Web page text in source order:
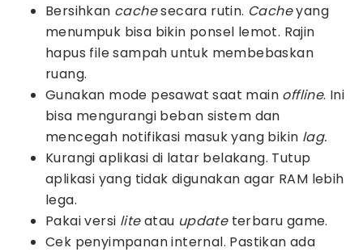
Bersihkan cachesecara rutin. Cacheyang
menumpuk bisa bikin ponsel lemot. Rajin
hapus file sampah untuk membebaskan
ruang.
Gunakan mode pesawat saat main offline. Ini
bisa mengurangi beban sistem dan
mencegah notifikasi masuk yang bikin lag.
Kurangi aplikasi di latar belakang. Tutup
aplikasi yang tidak digunakan agar RAM lebih
lega.
Pakai versi liteatau updateterbaru game.
Cek penyimpanan internal. Pastikan ada